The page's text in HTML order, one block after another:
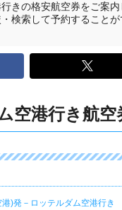
きの格安航空券をご案
検索して予約すること
空港行き航
)発－ロッテルダム空港行き